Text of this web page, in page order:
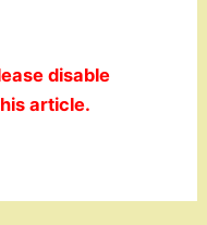
disable
article.